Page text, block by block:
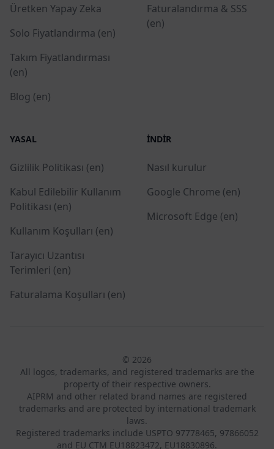
Üretken Yapay Zeka
Solo Fiyatlandırma (en)
Takım Fiyatlandırması
(en)
Blog (en)
Faturalandırma & SSS
(en)
YASAL
Gizlilik Politikası (en)
Kabul Edilebilir Kullanım
Politikası (en)
Kullanım Koşulları (en)
Tarayıcı Uzantısı
Terimleri (en)
Faturalama Koşulları (en)
İNDIR
Nasıl kurulur
Google Chrome (en)
Microsoft Edge (en)
© 2026
All logos, trademarks, and registered trademarks are the
property of their respective owners.
AIPRM and other related brand names are registered
trademarks and are protected by international trademark
laws.
Registered trademarks include USPTO 97778465, 97866052
and EU CTM EU18823472, EU18830896.